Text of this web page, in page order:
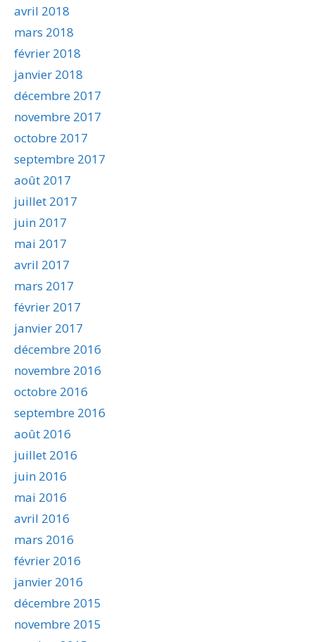
avril 2018
mars 2018
février 2018
janvier 2018
décembre 2017
novembre 2017
octobre 2017
septembre 2017
août 2017
juillet 2017
juin 2017
mai 2017
avril 2017
mars 2017
février 2017
janvier 2017
décembre 2016
novembre 2016
octobre 2016
septembre 2016
août 2016
juillet 2016
juin 2016
mai 2016
avril 2016
mars 2016
février 2016
janvier 2016
décembre 2015
novembre 2015